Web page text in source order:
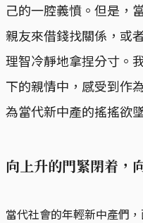
己的一腔義憤。但是，
親友來借錢找關係，或
理智冷靜地拿捏分寸。
下的親情中，感受到作
為當代新中產的搖搖欲
向上升的門緊閉着，
當代社會的年輕新中產們